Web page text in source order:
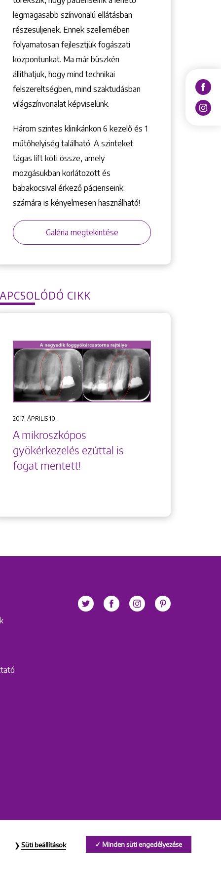
legmagasabb színvonalú ellátásban
részesüljenek. Ennek szellemében
folyamatosan fejlesztjük fogászati
központunkat. Ma már büszkén
állíthatjuk, hogy mind technikai
felszereltségben, mind szaktudásban
világszínvonalat képviselünk.
Három szintes klinikánkon 6 kezelő ­és 1
műtőhelyiség található. A szinteket
tágas lift köti össze, amely
mozgásukban korlátozott és
babakocsival érkező pácienseink
számára is kényelmesen használható!
Galéria megtekintése
CIKK
2017. ÁPRILIS 10.
A mikroszkópos
gyökérkezelés ezúttal is
fogat mentett!
Minden süti engedélyezése
Süti beállítások